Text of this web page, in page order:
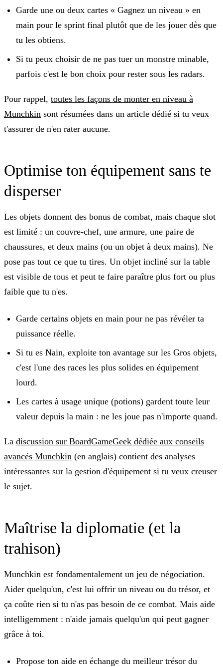
Garde une ou deux cartes « Gagnez un niveau » en
main pour le sprint final plutôt que de les jouer dès que
tu les obtiens.
Si tu peux choisir de ne pas tuer un monstre minable,
parfois c'est le bon choix pour rester sous les radars.
Pour rappel, toutes les façons de monter en niveau à
Munchkin sont résumées dans un article dédié si tu veux
t'assurer de n'en rater aucune.
Optimise ton équipement sans te
disperser
Les objets donnent des bonus de combat, mais chaque slot
est limité : un couvre-chef, une armure, une paire de
chaussures, et deux mains (ou un objet à deux mains). Ne
pose pas tout ce que tu tires. Un objet incliné sur la table
est visible de tous et peut te faire paraître plus fort ou plus
faible que tu n'es.
Garde certains objets en main pour ne pas révéler ta
puissance réelle.
Si tu es Nain, exploite ton avantage sur les Gros objets,
c'est l'une des races les plus solides en équipement
lourd.
Les cartes à usage unique (potions) gardent toute leur
valeur depuis la main : ne les joue pas n'importe quand.
La discussion sur BoardGameGeek dédiée aux conseils
avancés Munchkin (en anglais) contient des analyses
intéressantes sur la gestion d'équipement si tu veux creuser
le sujet.
Maîtrise la diplomatie (et la
trahison)
Munchkin est fondamentalement un jeu de négociation.
Aider quelqu'un, c'est lui offrir un niveau ou du trésor, et
ça coûte rien si tu n'as pas besoin de ce combat. Mais aide
intelligemment : n'aide jamais quelqu'un qui peut gagner
grâce à toi.
Propose ton aide en échange du meilleur trésor du